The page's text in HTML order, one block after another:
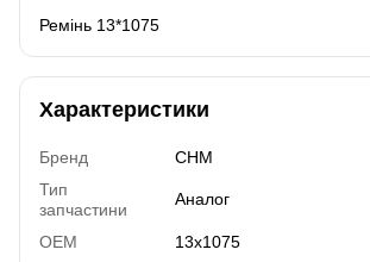
Ремінь 13*1075
Характеристики
Бренд
CHM
Тип
запчастини
Аналог
OEM 13x1075